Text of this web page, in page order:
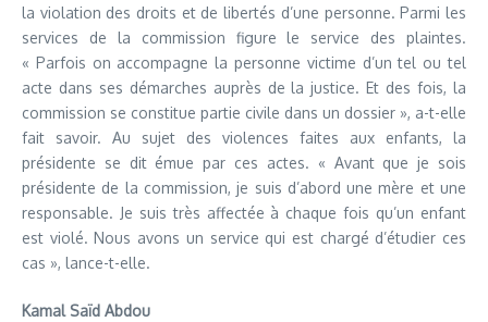
la violation des droits et de libertés d’une personne. Parmi les
services de la commission figure le service des plaintes.
« Parfois on accompagne la personne victime d’un tel ou tel
acte dans ses démarches auprès de la justice. Et des fois, la
commission se constitue partie civile dans un dossier », a-t-elle
fait savoir. Au sujet des violences faites aux enfants, la
présidente se dit émue par ces actes. « Avant que je sois
présidente de la commission, je suis d’abord une mère et une
responsable. Je suis très affectée à chaque fois qu’un enfant
est violé. Nous avons un service qui est chargé d’étudier ces
cas », lance-t-elle.
Kamal Saïd Abdou